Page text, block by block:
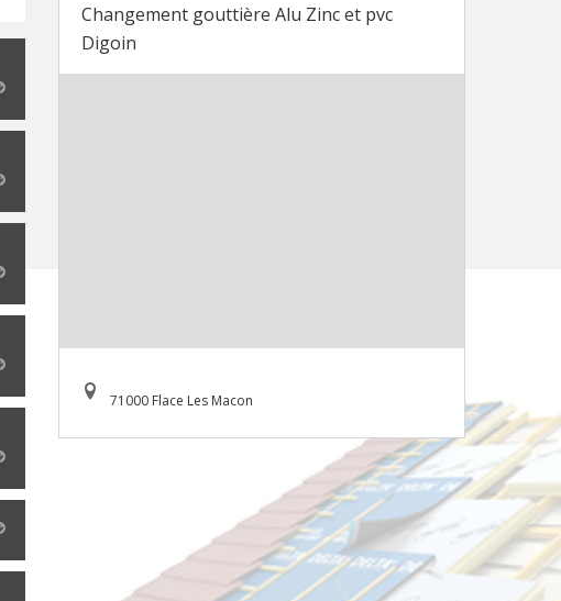
Changement gouttière Alu Zinc et pvc
Digoin
71000 Flace Les Macon